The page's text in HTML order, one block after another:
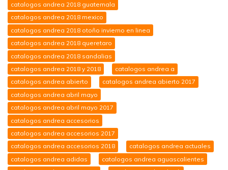
catalogos andrea 2018 guatemala
catalogos andrea 2018 mexico
catalogos andrea 2018 otoño invierno en linea
catalogos andrea 2018 queretaro
catalogos andrea 2018 sandalias
catalogos andrea 2018 y 2018
catalogos andrea a
catalogos andrea abierto
catalogos andrea abierto 2017
catalogos andrea abril mayo
catalogos andrea abril mayo 2017
catalogos andrea accesorios
catalogos andrea accesorios 2017
catalogos andrea accesorios 2018
catalogos andrea actuales
catalogos andrea adidas
catalogos andrea aguascalientes